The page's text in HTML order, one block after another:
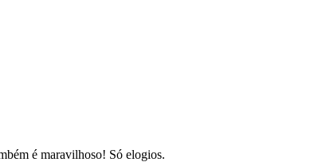
é maravilhoso! Só elogios.